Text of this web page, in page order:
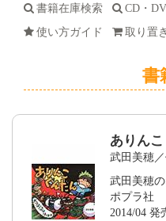
書籍在庫検索 CD・
使い方ガイド
取り置
書
ありん
武田美穂
武田美穂
ポプラ社
2014/04 発